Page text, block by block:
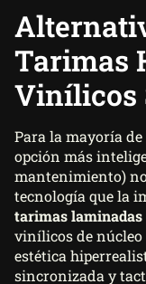
Tarimas
Vinílicos
Para la mayoría
opción más
mantenimiento)
tecnología que la
tarimas laminadas
vinílicos de núcleo
estética
sincronizada y